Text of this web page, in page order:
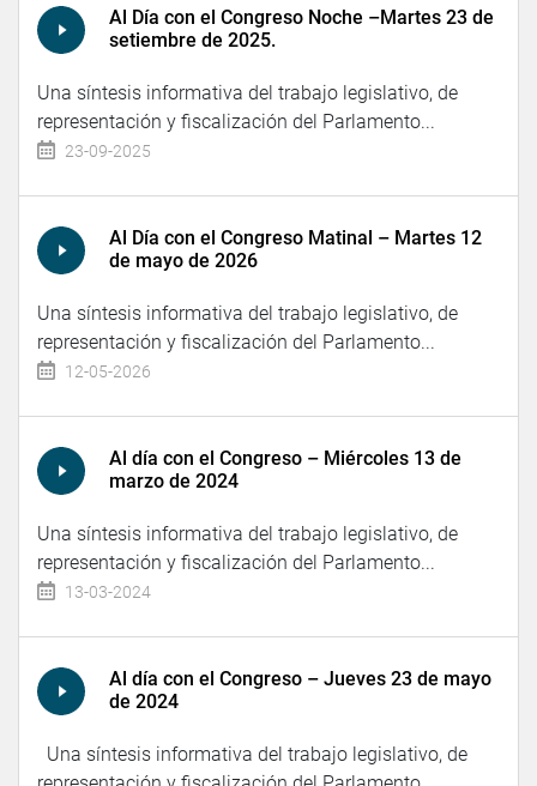
Al Día con el Congreso Noche –Martes 23 de
setiembre de 2025.
Una síntesis informativa del trabajo legislativo, de
representación y fiscalización del Parlamento...
23-09-2025
Al Día con el Congreso Matinal – Martes 12
de mayo de 2026
Una síntesis informativa del trabajo legislativo, de
representación y fiscalización del Parlamento...
12-05-2026
Al día con el Congreso – Miércoles 13 de
marzo de 2024
Una síntesis informativa del trabajo legislativo, de
representación y fiscalización del Parlamento...
13-03-2024
Al día con el Congreso – Jueves 23 de mayo
de 2024
Una síntesis informativa del trabajo legislativo, de